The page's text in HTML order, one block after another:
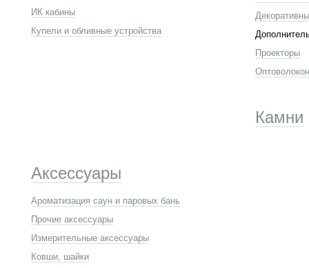
ИК кабины
Купели и обливные устройства
Проекторы
Камни
Аксессуары
Ароматизация саун и паровых бань
Прочие аксессуары
Измерительные аксессуары
Ковши, шайки